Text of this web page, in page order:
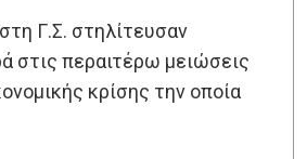
Γ.Σ. στηλίτευσαν
στις περαιτέρω μειώσεις
κρίσης την οποία